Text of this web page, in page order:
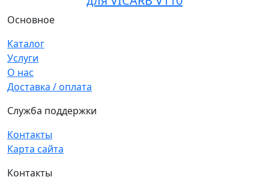
Основное
Каталог
Услуги
О нас
Доставка / оплата
Служба поддержки
Контакты
Карта сайта
Контакты